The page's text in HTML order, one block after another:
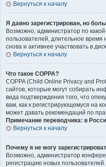
Вернуться к началу
Я давно зарегистрирован, но
Возможно, администратор по
пользователей, длительное
снова и активнее участвовать в
Вернуться к началу
Что такое COPPA?
COPPA (Child Online Privacy and
сайтов, которые могут собирать
вида подтверждения того, что
вам, как к регистрирующемуся на
может давать рекомендаций по
Примечание переводчика: в
Вернуться к началу
Почему я не могу
Возможно, администратор
регистрацию новых